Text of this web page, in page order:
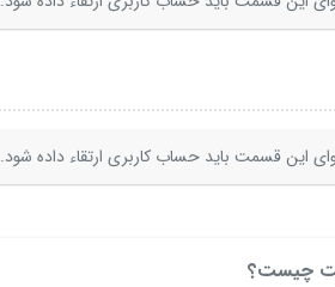
این قسمت باید حساب کاربری ارتقاء داده شود.
چیست؟